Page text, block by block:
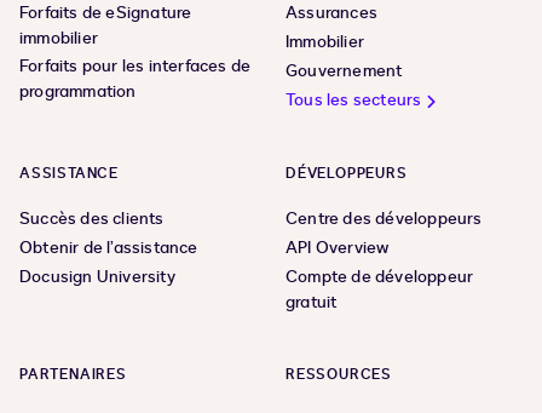
Forfaits de eSignature
immobilier
Forfaits pour les interfaces de
programmation
Assurances
Immobilier
Gouvernement
Tous les secteurs
ASSISTANCE
Succès des clients
Obtenir de l’assistance
Docusign University
DÉVELOPPEURS
Centre des développeurs
API Overview
Compte de développeur
gratuit
PARTENAIRES RESSOURCES